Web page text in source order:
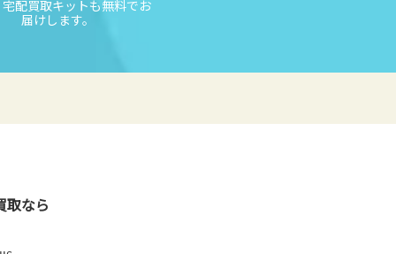
宅配買取キットも無料でお
届けします。
取なら